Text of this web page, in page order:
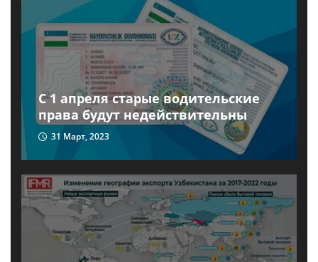
C 1 апреля старые водительские
права будут недействительны
31 Март, 2023